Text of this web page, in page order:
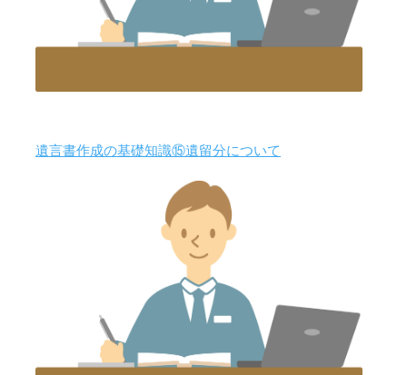
遺言書作成の基礎知識⑮遺留分について